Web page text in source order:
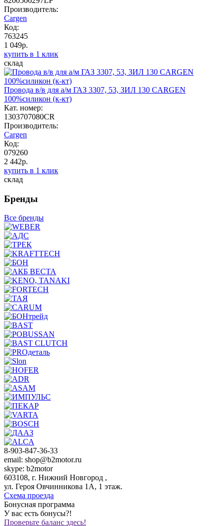
Производитель:
Cargen
Код:
763245
1 049р.
купить в 1 клик
склад
Провода в/в для а/м ГАЗ 3307, 53, ЗИЛ 130 CARGEN
100%силикон (к-кт)
Кат. номер:
1303707080CR
Производитель:
Cargen
Код:
079260
2 442р.
купить в 1 клик
склад
Бренды
Все бренды
8-903-847-36-33
email: shop@b2motor.ru
skype: b2motor
603108, г. Нижний Новгород ,
ул. Героя Овчинникова 1А, 1 этаж.
Схема проезда
Бонусная программа
У вас есть бонусы?!
Проверьте баланс здесь!